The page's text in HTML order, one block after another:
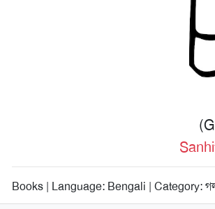
Books | Language: Bengali | Category: